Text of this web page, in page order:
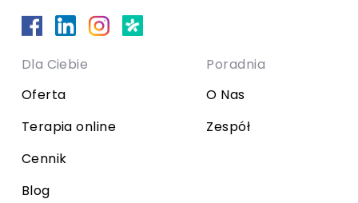
Dla Ciebie
Oferta
Terapia online
Cennik
Blog
Poradnia
O Nas
Zespół